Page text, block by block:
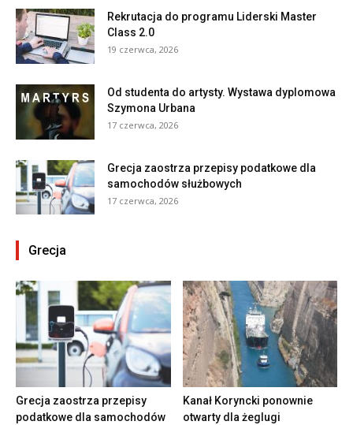
Rekrutacja do programu Liderski Master
Class 2.0
19 czerwca, 2026
Od studenta do artysty. Wystawa dyplomowa
Szymona Urbana
17 czerwca, 2026
Grecja zaostrza przepisy podatkowe dla
samochodów służbowych
17 czerwca, 2026
Grecja
Grecja zaostrza przepisy
podatkowe dla samochodów
Kanał Koryncki ponownie
otwarty dla żeglugi